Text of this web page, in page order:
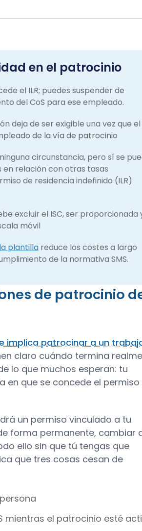
en el patrocinio
el ILR; puedes suspender de
del CoS para ese empleado.
deja de ser exigible una vez que el
de la vía de patrocinio
circunstancia, pero sí se
relación con otras tasas
de residencia indefinido (ILR)
excluir el ISC, ser proporcionada
móvil
plantilla reduce los costes a largo
de la normativa SMS.
de patrocinio
implica patrocinar a un
claro cuándo termina
lo que muchos esperan: tu
en que se concede el permiso
un permiso vinculado a tu
forma permanente, cambiar
ello sin que tú tengas que
que tres cosas cesan de
mientras el patrocinio esté